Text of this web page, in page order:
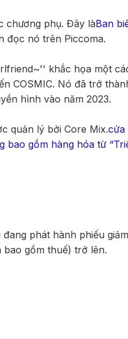
chương phụ. Đây làBan
đọc nó trên Piccoma.
khắc họa một
COSMIC. Nó đã trở
hình vào năm 2023.
quản lý bởi Core Mix.cửa
bao gồm hàng hóa từ
phát hành phiếu
gồm thuế) trở lên.